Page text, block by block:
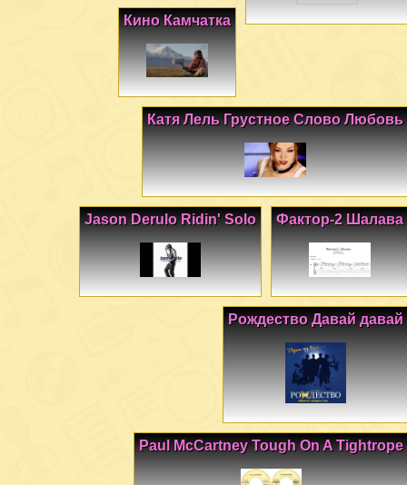
Кино Камчатка
Катя Лель Грустное Слово Любовь
Фактор-2 Шалава
Jason Derulo Ridin' Solo
Рождество Давай давай
Paul McCartney Tough On A Tightrope